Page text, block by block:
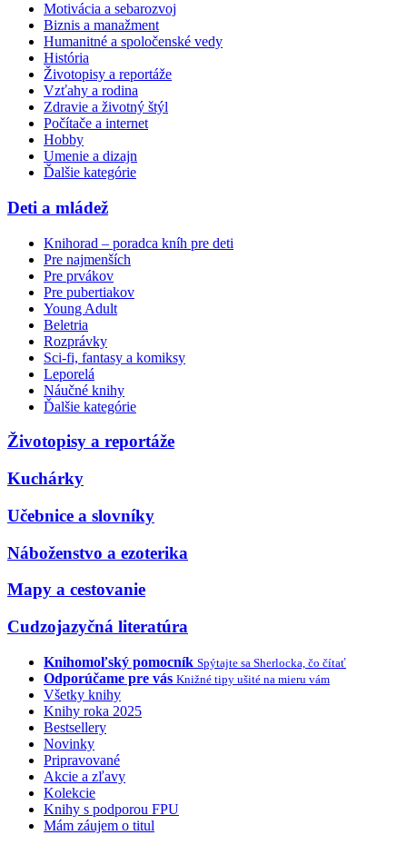
Motivácia a sebarozvoj
Biznis a manažment
Humanitné a spoločenské vedy
História
Životopisy a reportáže
Vzťahy a rodina
Zdravie a životný štýl
Počítače a internet
Hobby
Umenie a dizajn
Ďalšie kategórie
Deti a mládež
Knihorad – poradca kníh pre deti
Pre najmenších
Pre prvákov
Pre pubertiakov
Young Adult
Beletria
Rozprávky
Sci-fi, fantasy a komiksy
Leporelá
Náučné knihy
Ďalšie kategórie
Životopisy a reportáže
Kuchárky
Učebnice a slovníky
Náboženstvo a ezoterika
Mapy a cestovanie
Cudzojazyčná literatúra
Knihomoľský pomocník Spýtajte sa Sherlocka, čo čítať
Odporúčame pre vás Knižné tipy ušité na mieru vám
Všetky knihy
Knihy roka 2025
Bestsellery
Novinky
Pripravované
Akcie a zľavy
Kolekcie
Knihy s podporou FPU
Mám záujem o titul